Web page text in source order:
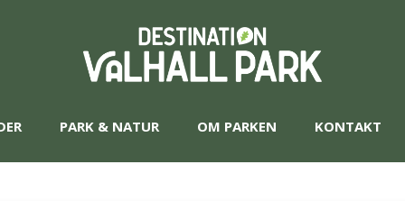
PARK & NATUR OM PARKEN KONTAKT